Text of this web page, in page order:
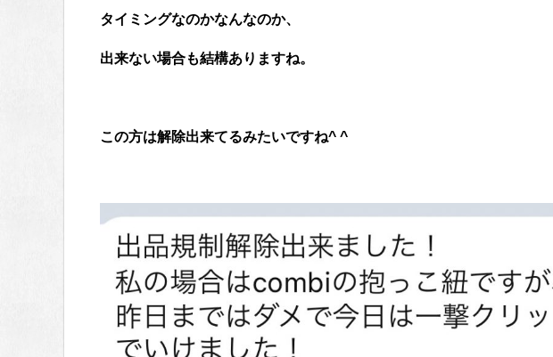
タイミングなのかなんなのか、
出来ない場合も結構ありますね。
この方は解除出来てるみたいですね^ ^